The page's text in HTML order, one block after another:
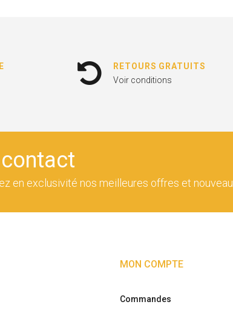
RETOURS GRATUITS
Voir conditions
en exclusivité nos meilleures offres et
MON COMPTE
Commandes